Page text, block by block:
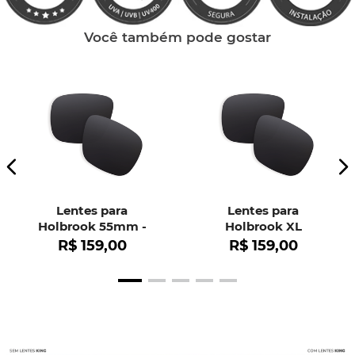
Você também pode gostar
Lentes para
Holbrook 55mm -
OO9102
R$ 159,00
Lentes para
Holbrook XL
R$ 159,00